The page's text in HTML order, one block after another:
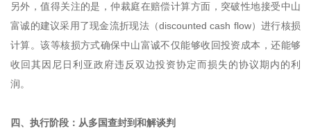
另外，值得关注的是，仲裁庭在赔偿计算方面，突破性地接受中山
富诚的建议采用了现金流折现法（discounted cash flow）进行核损
计算。该等核损方式确保中山富诚不仅能够收回投资成本，还能够
收回其因尼日利亚政府违反双边投资协定而损失的协议期内的利
润。
四、执行阶段：从多国查封到和解谈判